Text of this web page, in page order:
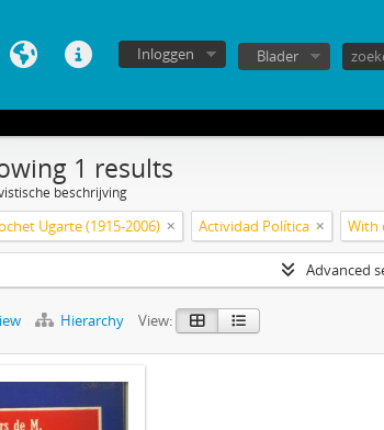
Inloggen Blader
1 results
beschrijving
Ugarte (1915-2006) Actividad Política With
Advanced
Hierarchy View: